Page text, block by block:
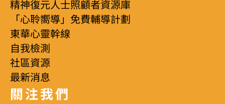
精神復元人士照顧者資源庫
「心聆嚮導」免費輔導計劃
東華心靈幹線
自我檢測
社區資源
最新消息
關注我們